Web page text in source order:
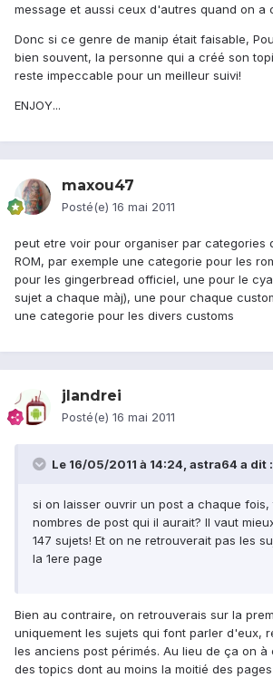
message et aussi ceux d'autres quand on a
Donc si ce genre de manip était faisable,
bien souvent, la personne qui a créé son
reste impeccable pour un meilleur suivi!
ENJOY...
maxou47
Posté(e) 16 mai 2011
peut etre voir pour organiser par categories
ROM, par exemple une categorie pour les
pour les gingerbread officiel, une pour le
sujet a chaque màj), une pour chaque
une categorie pour les divers customs
jlandrei
Posté(e) 16 mai 2011
Le 16/05/2011 à 14:24, astra64 a dit :
si on laisser ouvrir un post a chaque fois,
nombres de post qui il aurait? Il vaut
147 sujets! Et on ne retrouverait pas les
la 1ere page
Bien au contraire, on retrouverais sur la
uniquement les sujets qui font parler d'eux,
les anciens post périmés. Au lieu de ça on à
des topics dont au moins la moitié des